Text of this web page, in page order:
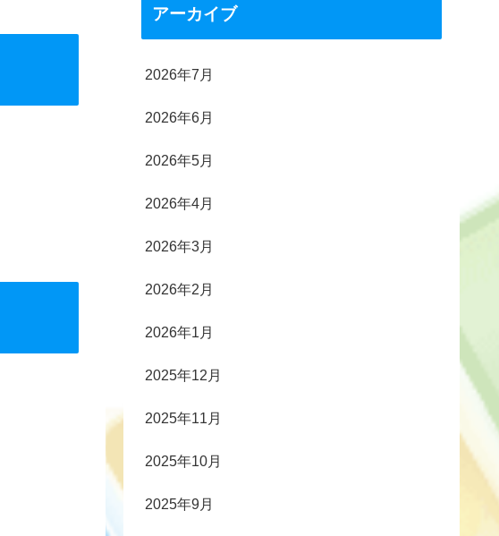
アーカイブ
2026年7月
2026年6月
2026年5月
2026年4月
2026年3月
2026年2月
2026年1月
2025年12月
2025年11月
2025年10月
2025年9月